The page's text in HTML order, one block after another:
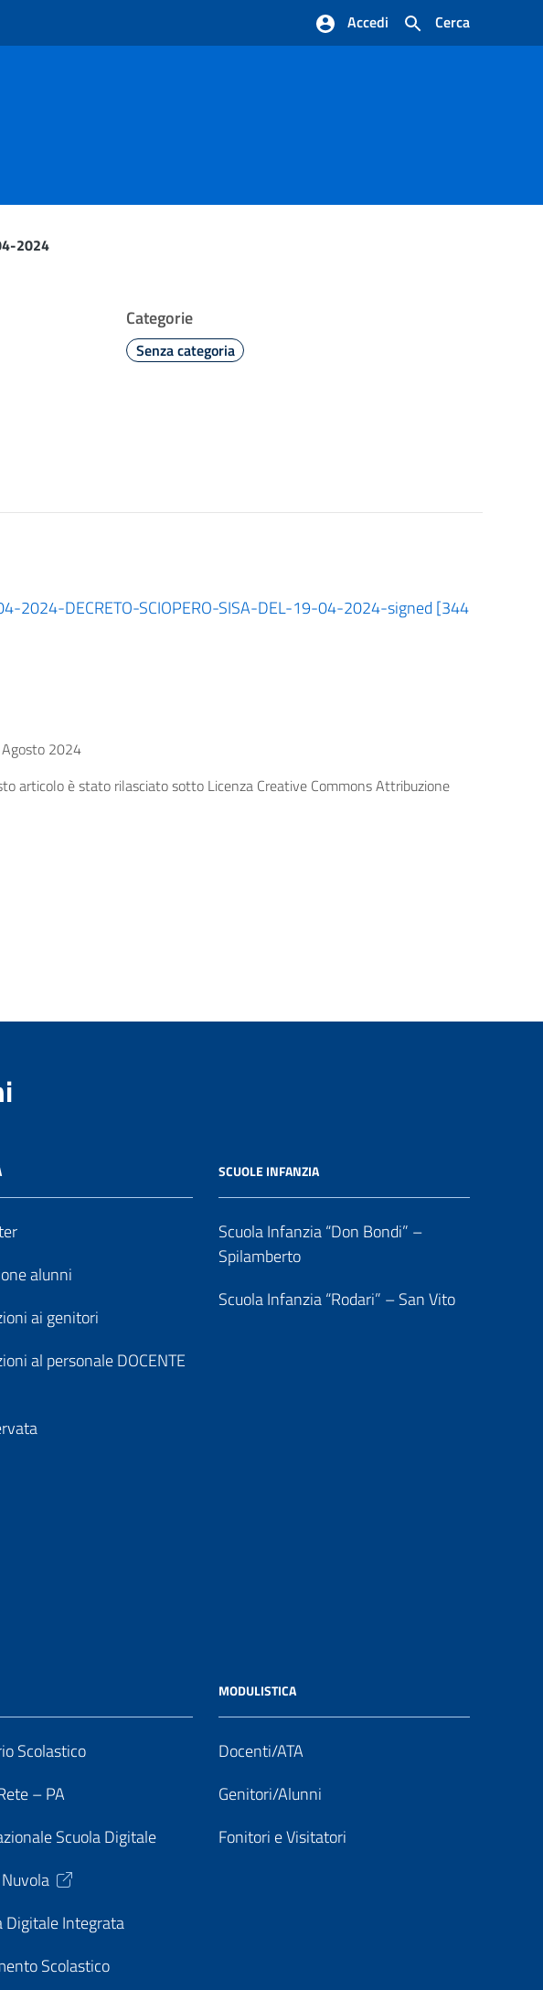
Cerca
Accedi
2024
Categorie
Senza categoria
2024-DECRETO-SCIOPERO-SISA-DEL-19-04-2024-signed [344
2024
articolo è stato rilasciato sotto Licenza Creative Commons Attribuzione
alunni
ai genitori
al personale DOCENTE
SCUOLE INFANZIA
Scuola Infanzia “Don Bondi” –
Spilamberto
Scuola Infanzia “Rodari” – San Vito
Scolastico
– PA
Scuola Digitale
Digitale Integrata
Scolastico
MODULISTICA
Docenti/ATA
Genitori/Alunni
Fonitori e Visitatori